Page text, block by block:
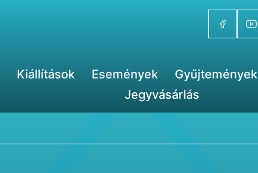
Kiállítások Események Gyűjtemények
Jegyvásárlás